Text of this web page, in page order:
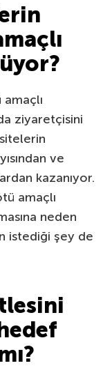
ziyaretçisini
ve
kazanıyor.
amaçlı
neden
istediği şey de